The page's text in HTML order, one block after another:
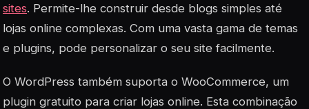
sites. Permite-lhe construir desde blogs simples até
lojas online complexas. Com uma vasta gama de temas
e plugins, pode personalizar o seu site facilmente.
O WordPress também suporta o WooCommerce, um
plugin gratuito para criar lojas online. Esta combinação